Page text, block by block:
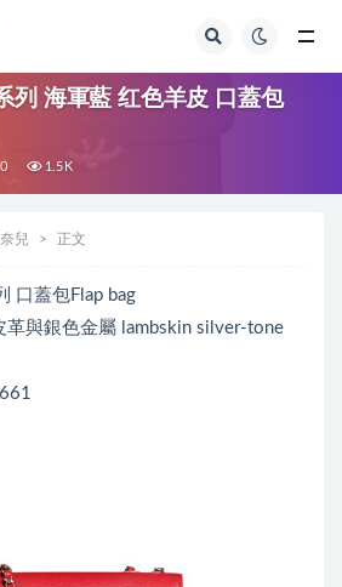
列 海軍藍 红色羊皮 口蓋包
0 1.5K
兒 正文
口蓋包Flap bag
革與銀色金屬 lambskin silver-tone